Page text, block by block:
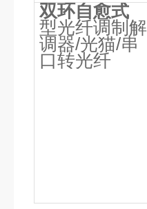
双环自愈式
型光纤调制解
调器/光猫/串
口转光纤